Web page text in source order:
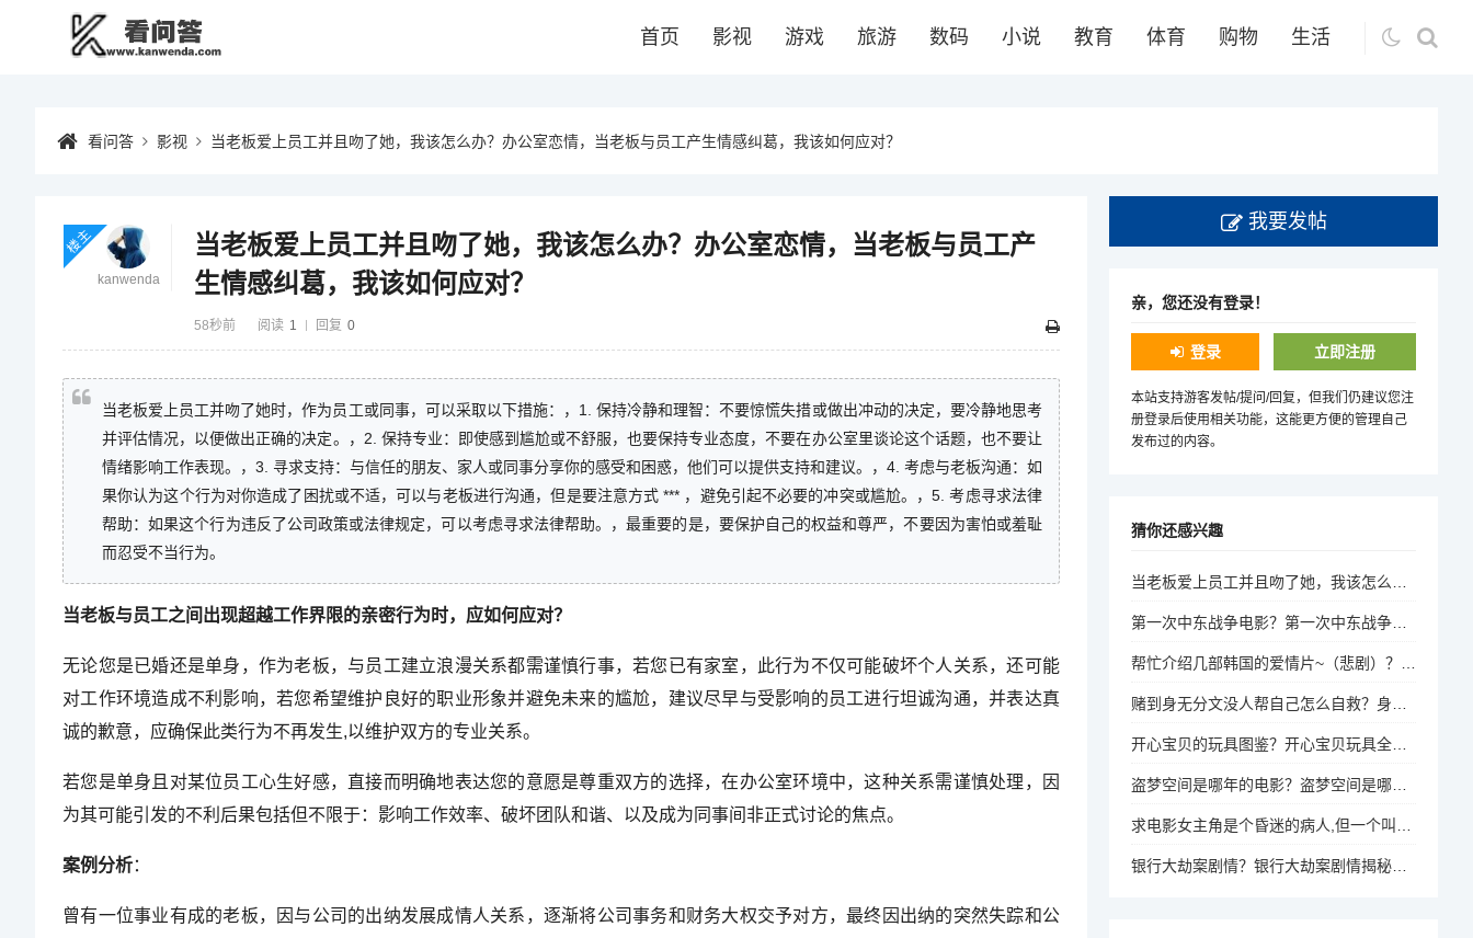
首页 影视 游戏 旅游 数码 小说 教育 体育 购物 生活
看问答 影视 当老板爱上员工并且吻了她，我该怎么办？办公室恋情，当老板与员工产生情感纠葛，我该如何应对？
当老板爱上员工并且吻了她，我该怎么办？办公室恋情，当老板与员工产
生情感纠葛，我该如何应对？
58秒前 阅读 1 回复 0
kanwenda
楼主
当老板爱上员工并吻了她时，作为员工或同事，可以采取以下措施：，1. 保持冷静和理智：不要惊慌失措或做出冲动的决定，要冷静地思考
并评估情况，以便做出正确的决定。，2. 保持专业：即使感到尴尬或不舒服，也要保持专业态度，不要在办公室里谈论这个话题，也不要让
情绪影响工作表现。，3. 寻求支持：与信任的朋友、家人或同事分享你的感受和困惑，他们可以提供支持和建议。，4. 考虑与老板沟通：如
果你认为这个行为对你造成了困扰或不适，可以与老板进行沟通，但是要注意方式 *** ，避免引起不必要的冲突或尴尬。，5. 考虑寻求法律
帮助：如果这个行为违反了公司政策或法律规定，可以考虑寻求法律帮助。，最重要的是，要保护自己的权益和尊严，不要因为害怕或羞耻
而忍受不当行为。
当老板与员工之间出现超越工作界限的亲密行为时，应如何应对？
无论您是已婚还是单身，作为老板，与员工建立浪漫关系都需谨慎行事，若您已有家室，此行为不仅可能破坏个人关系，还可能
对工作环境造成不利影响，若您希望维护良好的职业形象并避免未来的尴尬，建议尽早与受影响的员工进行坦诚沟通，并表达真
诚的歉意，应确保此类行为不再发生,以维护双方的专业关系。
若您是单身且对某位员工心生好感，直接而明确地表达您的意愿是尊重双方的选择，在办公室环境中，这种关系需谨慎处理，因
为其可能引发的不利后果包括但不限于：影响工作效率、破坏团队和谐、以及成为同事间非正式讨论的焦点。
案例分析：
曾有一位事业有成的老板，因与公司的出纳发展成情人关系，逐渐将公司事务和财务大权交予对方，最终因出纳的突然失踪和公
我要发帖
亲，您还没有登录！
登录 立即注册
本站支持游客发帖/提问/回复，但我们仍建议您注
册登录后使用相关功能，这能更方便的管理自己
发布过的内容。
猜你还感兴趣
当老板爱上员工并且吻了她，我该怎么办？办公室恋情，当老板与员工产生情感纠葛，我该如何应对？
第一次中东战争电影？第一次中东战争，历史与电影的交织，战争的真相与代价
帮忙介绍几部韩国的爱情片~（悲剧）？韩式悲情，推荐几部催泪的韩国爱情电影
赌到身无分文没人帮自己怎么自救？身无分文，如何自救？
开心宝贝的玩具图鉴？开心宝贝玩具全图鉴，解锁童趣秘密
盗梦空间是哪年的电影？盗梦空间是哪一年上映的？
求电影女主角是个昏迷的病人,但一个叫大卫的却能看见她约灵魂是什么片子？大卫与昏迷病人的灵魂之约，电影揭秘
银行大劫案剧情？银行大劫案剧情揭秘，如何上演一场惊心动魄的金融劫案？